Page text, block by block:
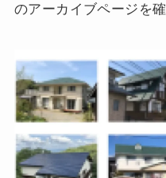
のアーカイブページを